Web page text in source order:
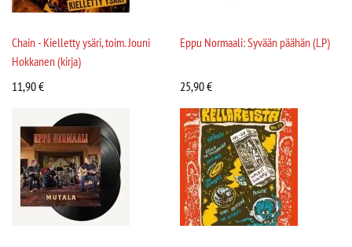
Chain - Kielletty ysäri, toim. Jouni
Hokkanen (kirja)
11,90€
Eppu Normaali: Syvään päähän (LP)
25,90€